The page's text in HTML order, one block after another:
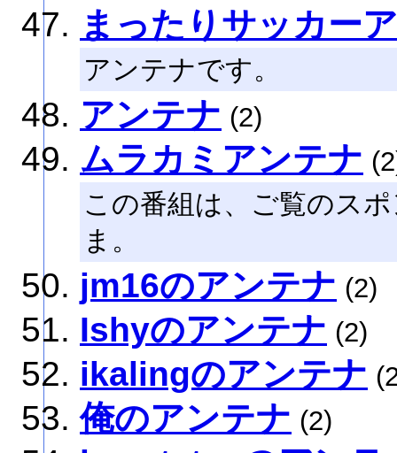
まったりサッカー
アンテナです。
アンテナ (2)
ムラカミアンテナ
この番組は、ご覧のス
ま。
jm16のアンテナ (2)
Ishyのアンテナ (2)
ikalingのアンテナ
俺のアンテナ (2)